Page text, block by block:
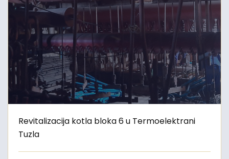
Revitalizacija kotla bloka 6 u Termoelektrani
Tuzla